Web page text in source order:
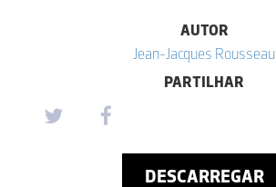
AUTOR
Jean-Jacques Rousseau
PARTILHAR
DESCARREGAR